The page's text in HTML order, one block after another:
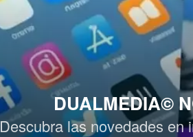
DUALMEDIA©
Descubra las novedades